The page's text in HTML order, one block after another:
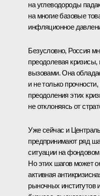
на углеводороды
на многие базовые
инфляционное
Безусловно, Россия
преодолевая
вызовами. Она
и не только
преодоления этих
не отклоняясь от
Уже сейчас и
предпринимают ряд
ситуации на
Но этих шагов может
активная
рыночных институтов